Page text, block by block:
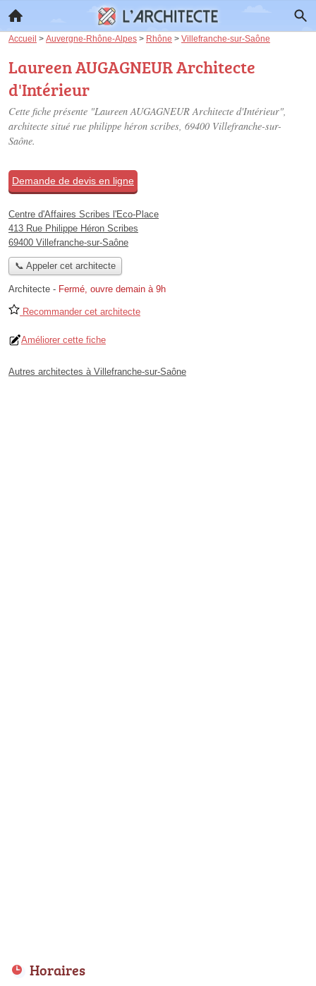
Accueil > Auvergne-Rhône-Alpes > Rhône > Villefranche-sur-Saône
Laureen AUGAGNEUR Architecte
d'Intérieur
Cette fiche présente "Laureen AUGAGNEUR Architecte d'Intérieur",
architecte situé rue philippe héron scribes, 69400 Villefranche-sur-
Saône.
Demande de devis en ligne
Centre d'Affaires Scribes l'Eco-Place
413 Rue Philippe Héron Scribes
69400 Villefranche-sur-Saône
📞 Appeler cet architecte
Architecte - Fermé, ouvre demain à 9h
Recommander cet architecte
Améliorer cette fiche
Autres architectes à Villefranche-sur-Saône
Horaires